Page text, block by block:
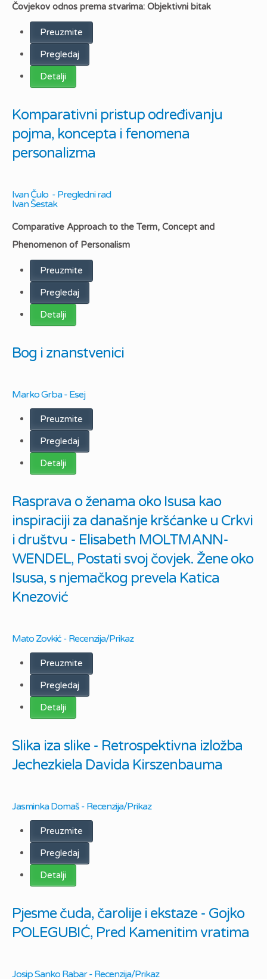
Čovjekov odnos prema stvarima: Objektivni bitak
Preuzmite
Pregledaj
Detalji
Komparativni pristup određivanju
pojma, koncepta i fenomena
personalizma
Ivan Čulo - Pregledni rad
Ivan Šestak
Comparative Approach to the Term, Concept and
Phenomenon of Personalism
Preuzmite
Pregledaj
Detalji
Bog i znanstvenici
Marko Grba - Esej
Preuzmite
Pregledaj
Detalji
Rasprava o ženama oko Isusa kao
inspiraciji za današnje kršćanke u Crkvi
i društvu - Elisabeth MOLTMANN-
WENDEL, Postati svoj čovjek. Žene oko
Isusa, s njemačkog prevela Katica
Knezović
Mato Zovkić - Recenzija/Prikaz
Preuzmite
Pregledaj
Detalji
Slika iza slike - Retrospektivna izložba
Jechezkiela Davida Kirszenbauma
Jasminka Domaš - Recenzija/Prikaz
Preuzmite
Pregledaj
Detalji
Pjesme čuda, čarolije i ekstaze - Gojko
POLEGUBIĆ, Pred Kamenitim vratima
Josip Sanko Rabar - Recenzija/Prikaz